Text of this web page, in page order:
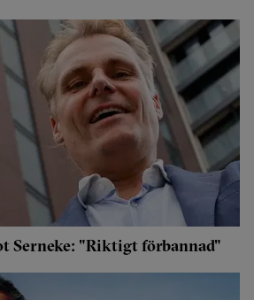
Serneke: "Riktigt förbannad"